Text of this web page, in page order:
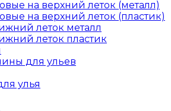
на верхний леток (металл)
на верхний леток (пластик)
леток металл
леток пластик
для ульев
улья